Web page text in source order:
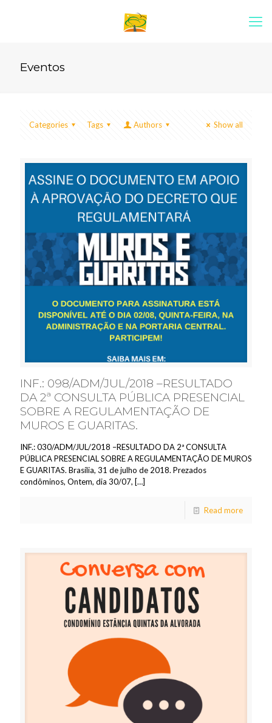
Eventos
Categories Tags Authors Show all
INF.: 098/ADM/JUL/2018 –RESULTADO
DA 2ª CONSULTA PÚBLICA PRESENCIAL
SOBRE A REGULAMENTAÇÃO DE
MUROS E GUARITAS.
INF.: 030/ADM/JUL/2018 –RESULTADO DA 2ª CONSULTA
PÚBLICA PRESENCIAL SOBRE A REGULAMENTAÇÃO DE MUROS
E GUARITAS. Brasília, 31 de julho de 2018. Prezados
condôminos, Ontem, dia 30/07, […]
Read more